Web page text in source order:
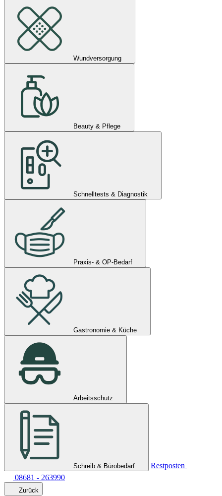
Wundversorgung
Beauty & Pflege
Schnelltests & Diagnostik
Praxis- & OP-Bedarf
Gastronomie & Küche
Arbeitsschutz
Schreib & Bürobedarf
Restposten
08681 - 263990
Zurück